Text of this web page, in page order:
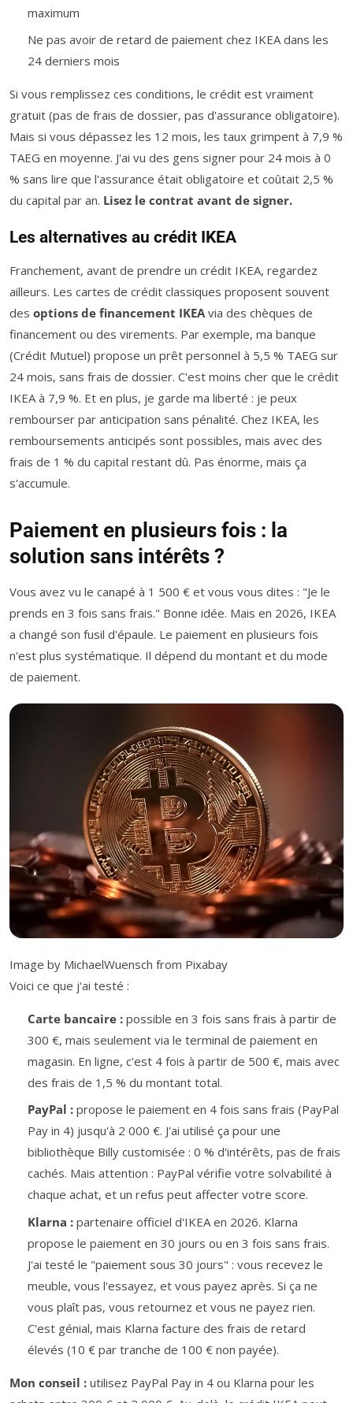
maximum
Ne pas avoir de retard de paiement chez IKEA dans les
24 derniers mois
Si vous remplissez ces conditions, le crédit est vraiment
gratuit (pas de frais de dossier, pas d'assurance obligatoire).
Mais si vous dépassez les 12 mois, les taux grimpent à 7,9 %
TAEG en moyenne. J'ai vu des gens signer pour 24 mois à 0
% sans lire que l'assurance était obligatoire et coûtait 2,5 %
du capital par an. Lisez le contrat avant de signer.
Les alternatives au crédit IKEA
Franchement, avant de prendre un crédit IKEA, regardez
ailleurs. Les cartes de crédit classiques proposent souvent
des options de financement IKEAvia des chèques de
financement ou des virements. Par exemple, ma banque
(Crédit Mutuel) propose un prêt personnel à 5,5 % TAEG sur
24 mois, sans frais de dossier. C'est moins cher que le crédit
IKEA à 7,9 %. Et en plus, je garde ma liberté : je peux
rembourser par anticipation sans pénalité. Chez IKEA, les
remboursements anticipés sont possibles, mais avec des
frais de 1 % du capital restant dû. Pas énorme, mais ça
s'accumule.
Paiement en plusieurs fois : la
solution sans intérêts ?
Vous avez vu le canapé à 1 500 € et vous vous dites : "Je le
prends en 3 fois sans frais." Bonne idée. Mais en 2026, IKEA
a changé son fusil d'épaule. Le paiement en plusieurs fois
n'est plus systématique. Il dépend du montant et du mode
de paiement.
Image by MichaelWuensch from Pixabay
Voici ce que j'ai testé :
Carte bancaire :possible en 3 fois sans frais à partir de
300 €, mais seulement via le terminal de paiement en
magasin. En ligne, c'est 4 fois à partir de 500 €, mais avec
des frais de 1,5 % du montant total.
PayPal :propose le paiement en 4 fois sans frais (PayPal
Pay in 4) jusqu'à 2 000 €. J'ai utilisé ça pour une
bibliothèque Billy customisée : 0 % d'intérêts, pas de frais
cachés. Mais attention : PayPal vérifie votre solvabilité à
chaque achat, et un refus peut affecter votre score.
Klarna :partenaire officiel d'IKEA en 2026. Klarna
propose le paiement en 30 jours ou en 3 fois sans frais.
J'ai testé le "paiement sous 30 jours" : vous recevez le
meuble, vous l'essayez, et vous payez après. Si ça ne
vous plaît pas, vous retournez et vous ne payez rien.
C'est génial, mais Klarna facture des frais de retard
élevés (10 € par tranche de 100 € non payée).
Mon conseil : utilisez PayPal Pay in 4 ou Klarna pour les